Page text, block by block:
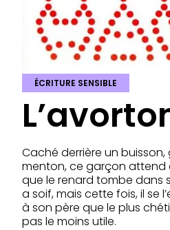
ÉCRITURE SENSIBLE
Caché derrière un buisson,
menton, ce garçon attend
que le renard tombe dans
a soif, mais cette fois, il se
à son père que le plus
pas le moins utile.